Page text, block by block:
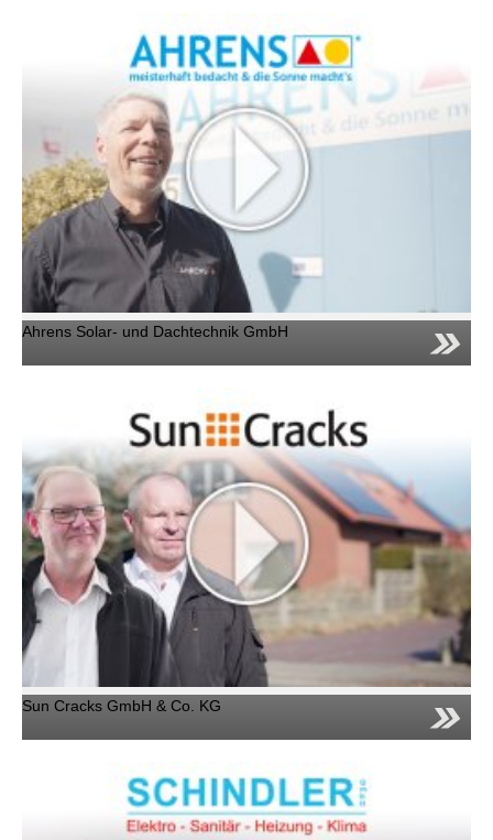
Ahrens Solar- und Dachtechnik GmbH
Sun Cracks GmbH & Co. KG